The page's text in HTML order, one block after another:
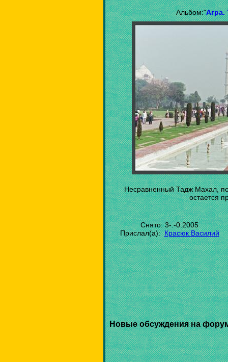
Альбом:"Агра.
Несравненный Тадж Махал,
остается
Снято: 3-.-0.2005
Прислал(а):Красюк Василий
Новые обсуждения на